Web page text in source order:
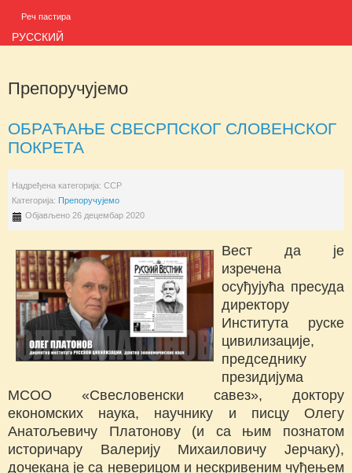
Реч пастира
РУССКИЙ
Препоручујемо
ОБРАЋАЊЕ СВЕСРПСКОГ СЛОВЕНСКОГ
ПОКРЕТА
Надређена категорија: ССР
Категорија: Препоручујемо
Објављено 26 децембар 2020
Вест да је
изречена
осуђујућа пресуда
директору
Института руске
цивилизације,
председнику
президијума
МСОО «Свесловенски савез», доктору
економских наука, научнику и писцу Олегу
Анатољевичу Платонову (и са њим познатом
историчару Валерију Михаиловичу Јерчаку),
дочекана је са неверицом и нескривеним чуђењем